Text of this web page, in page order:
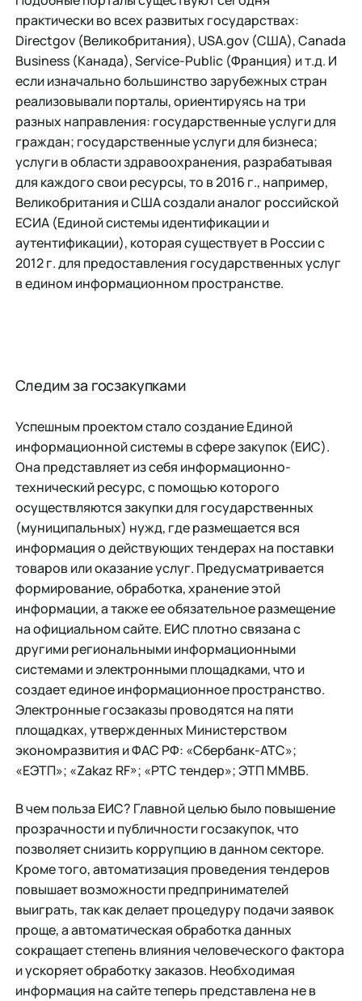
практически во всех развитых государствах:
Directgov (Великобритания), USA.gov (США), Canada
Business (Канада), Service-Public (Франция) и т.д. И
если изначально большинство зарубежных стран
реализовывали порталы, ориентируясь на три
разных направления: государственные услуги для
граждан; государственные услуги для бизнеса;
услуги в области здравоохранения, разрабатывая
для каждого свои ресурсы, то в 2016 г., например,
Великобритания и США создали аналог российской
ЕСИА (Единой системы идентификации и
аутентификации), которая существует в России с
2012 г. для предоставления государственных услуг
в едином информационном пространстве.
Следим за госзакупками
Успешным проектом стало создание Единой
информационной системы в сфере закупок (ЕИС).
Она представляет из себя информационно-
технический ресурс, с помощью которого
осуществляются закупки для государственных
(муниципальных) нужд, где размещается вся
информация о действующих тендерах на поставки
товаров или оказание услуг. Предусматривается
формирование, обработка, хранение этой
информации, а также ее обязательное размещение
на официальном сайте. ЕИС плотно связана с
другими региональными информационными
системами и электронными площадками, что и
создает единое информационное пространство.
Электронные госзаказы проводятся на пяти
площадках, утвержденных Министерством
экономразвития и ФАС РФ: «Сбербанк-АТС»;
«ЕЭТП»; «Zakaz RF»; «РТС тендер»; ЭТП ММВБ.
В чем польза ЕИС? Главной целью было повышение
прозрачности и публичности госзакупок, что
позволяет снизить коррупцию в данном секторе.
Кроме того, автоматизация проведения тендеров
повышает возможности предпринимателей
выиграть, так как делает процедуру подачи заявок
проще, а автоматическая обработка данных
сокращает степень влияния человеческого фактора
и ускоряет обработку заказов. Необходимая
информация на сайте теперь представлена не в